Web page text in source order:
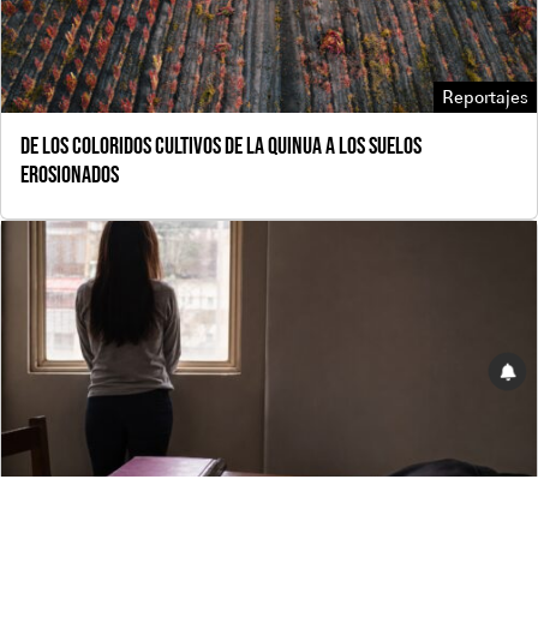
Reportajes
De los coloridos cultivos de la quinua a los suelos
erosionados